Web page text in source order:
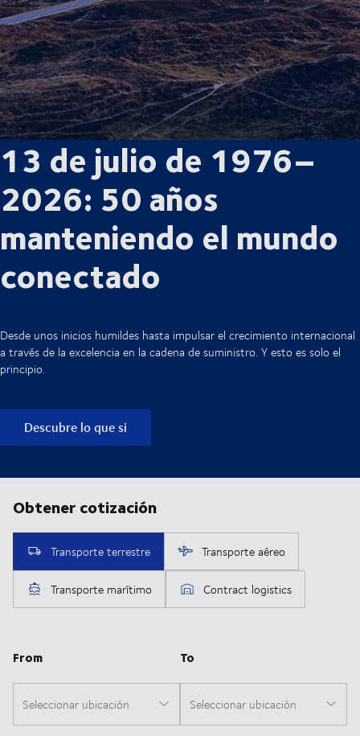
13 de julio de 1976–
2026: 50 años
manteniendo el mundo
conectado
Desde unos inicios humildes hasta impulsar el crecimiento internacional
a través de la excelencia en la cadena de suministro. Y esto es solo el
principio.
Descubre lo que si